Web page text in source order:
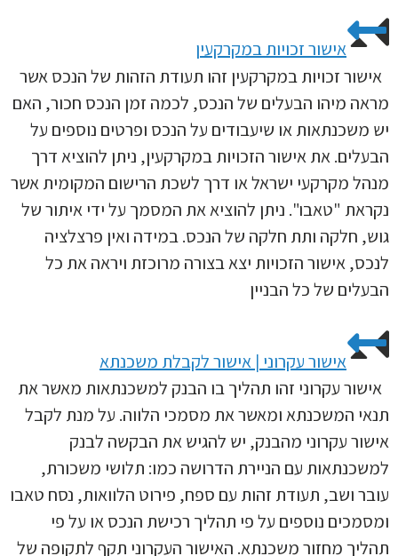
אישור זכויות במקרקעין
אישור זכויות במקרקעין זהו תעודת הזהות של הנכס אשר
מראה מיהו הבעלים של הנכס, לכמה זמן הנכס חכור, האם
יש משכנתאות או שיעבודים על הנכס ופרטים נוספים על
הבעלים. את אישור הזכויות במקרקעין, ניתן להוציא דרך
מנהל מקרקעי ישראל או דרך לשכת הרישום המקומית אשר
נקראת "טאבו". ניתן להוציא את המסמך על ידי איתור של
גוש, חלקה ותת חלקה של הנכס. במידה ואין פרצלציה
לנכס, אישור הזכויות יצא בצורה מרוכזת ויראה את כל
הבעלים של כל הבניין
אישור עקרוני | אישור לקבלת משכנתא
אישור עקרוני זהו תהליך בו הבנק למשכנתאות מאשר את
תנאי המשכנתא ומאשר את מסמכי הלווה. על מנת לקבל
אישור עקרוני מהבנק, יש להגיש את הבקשה לבנק
למשכנתאות עם הניירת הדרושה כמו: תלושי משכורת,
עובר ושב, תעודת זהות עם ספח, פירוט הלוואות, נסח טאבו
ומסמכים נוספים על פי תהליך רכישת הנכס או על פי
תהליך מחזור משכנתא. האישור העקרוני תקף לתקופה של